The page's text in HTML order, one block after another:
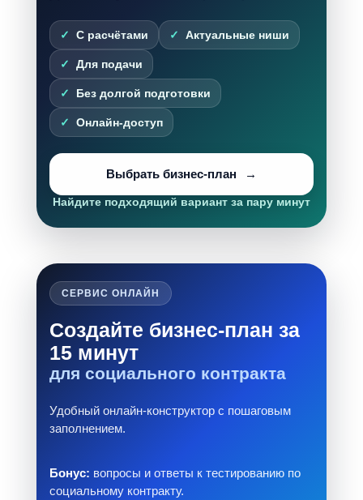
С расчётами Актуальные ниши
Для подачи
Без долгой подготовки
Онлайн-доступ
Выбрать бизнес-план
Найдите подходящий вариант за пару минут
СЕРВИС ОНЛАЙН
Создайте бизнес-план за
15 минут
для социального контракта
Удобный онлайн-конструктор с пошаговым
заполнением.
Бонус: вопросы и ответы к тестированию по
социальному контракту.